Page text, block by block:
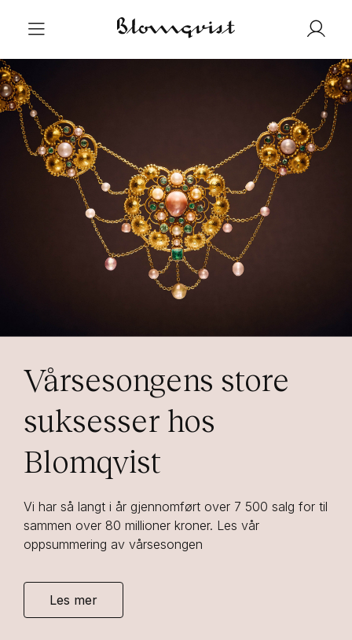
Vårsesongens store
suksesser hos
Blomqvist
Vi har så langt i år gjennomført over 7 500 salg for til
sammen over 80 millioner kroner. Les vår
oppsummering av vårsesongen
Les mer